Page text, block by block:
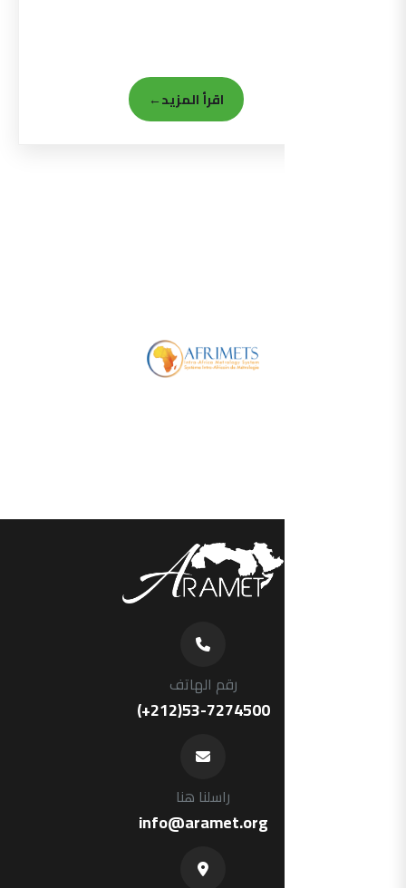
اقرأ المزيد←
رقم الهاتف
(+212)53-7274500
راسلنا هنا
info@aramet.org